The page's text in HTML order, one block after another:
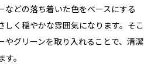
などの落ち着いた色をベースにする
しく穏やかな雰囲気になります。そこ
やグリーンを取り入れることで、清潔
。